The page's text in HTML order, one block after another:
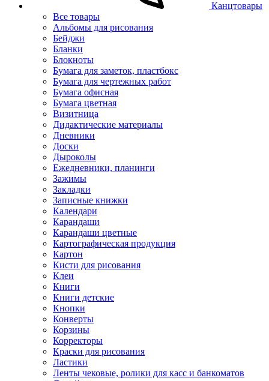
Канцтовары
Все товары
Альбомы для рисования
Бейджи
Бланки
Блокноты
Бумага для заметок, пластбокс
Бумага для чертежных работ
Бумага офисная
Бумага цветная
Визитница
Дидактические материалы
Дневники
Доски
Дыроколы
Ежедневники, планинги
Зажимы
Закладки
Записные книжки
Календари
Карандаши
Карандаши цветные
Картографическая продукция
Картон
Кисти для рисования
Клеи
Книги
Книги детские
Кнопки
Конверты
Корзины
Корректоры
Краски для рисования
Ластики
Ленты чековые, ролики для касс и банкоматов